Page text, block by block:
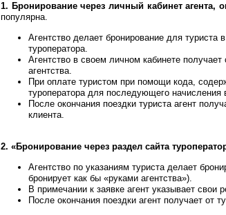
1. Бронирование через личный кабинет агента,
популярна.
Агентство делает бронирование для туриста
туроператора.
Агентство в своем личном кабинете
агентства.
При оплате туристом при помощи кода,
туроператора для последующего начисления
После окончания поездки туриста агент
клиента.
2. «Бронирование через раздел сайта
Агентство по указаниям туриста делает
бронирует как бы «руками агентства»).
В примечании к заявке агент указывает
После окончания поездки агент получает от